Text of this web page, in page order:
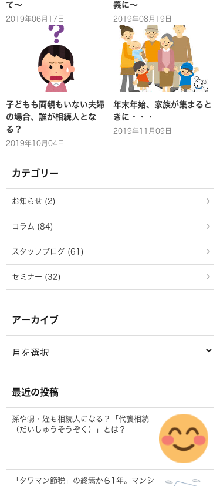
て～
2019年06月17日
義に～
2019年08月19日
子どもも両親もいない夫婦
の場合、誰が相続人とな
る？
2019年10月04日
年末年始、家族が集まると
きに・・・
2019年11月09日
カテゴリー
お知らせ (2)
コラム (84)
スタッフブログ (61)
セミナー (32)
アーカイブ
最近の投稿
孫や甥・姪も相続人になる？「代襲相続
（だいしゅうそうぞく）」とは？
「タワマン節税」の終焉から1年。マンシ